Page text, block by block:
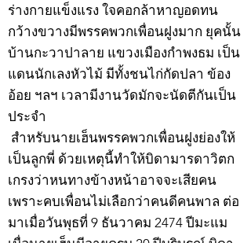
ร่างกายแข็งแรง ใจคอกล้าหาญอดทน
กว้างขวางมีพรรคพวกเพื่อนฝูงมาก ยุคนั้น
บ้านกะวาปาลาย แขวงเมืองกำพงธม เป็น
แดนนักเลงหัวไม้ มีทั้งชนไก่กัดปลา ข้อง
อ้อย ฯลฯ เวลามีงานวัดมักจะนัดตีกันเป็น
ประจำ
สำหรับนายเฮ็นพรรคพวกเพื่อนฝูงย่องให้
เป็นลูกพี่ ด้วยเหตุนี้ทำให้บิดามารดาวิตก
เกรงว่าหนทางข้างหน้าอาจจะเสียคน
เพราะคบเพื่อนไม่เลือกว่าคนดีคนพาล ต่อ
มาเมื่อวันพุธที่ 9 ธันวาคม 2474 ปีมะแม